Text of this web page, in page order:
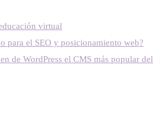
virtual
para el SEO y posicionamiento web?
de WordPress el CMS más popular del